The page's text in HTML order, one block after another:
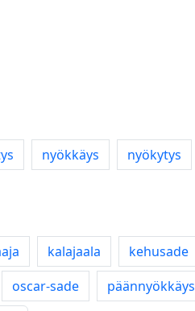
nyökkäys nyökytys
kalajaala kehusade
oscar-sade päännyökkäys